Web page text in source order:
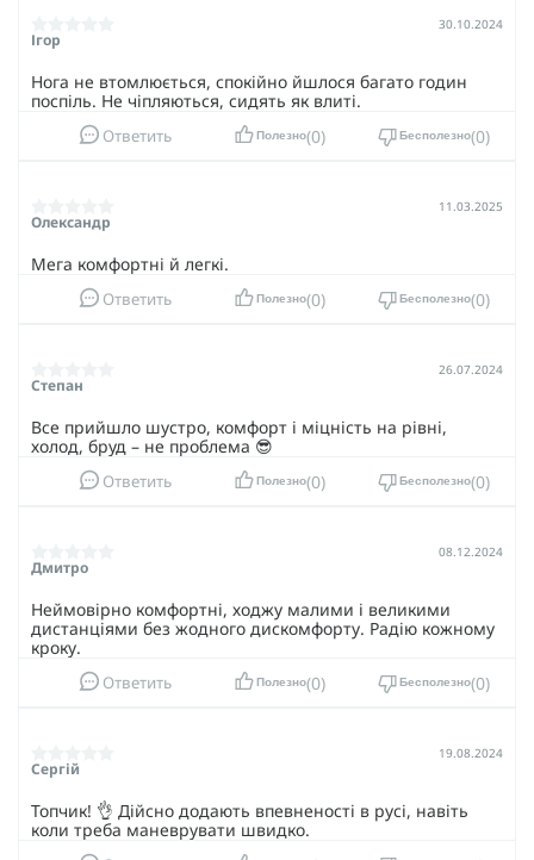
Ігор
30.10.2024
Нога не втомлюється, спокійно йшлося багато годин
поспіль. Не чіпляються, сидять як влиті.
Ответить Полезно 0 Бесполезно 0
Олександр
11.03.2025
Мега комфортні й легкі.
Ответить Полезно 0 Бесполезно 0
Степан
26.07.2024
Все прийшло шустро, комфорт і міцність на рівні,
холод, бруд – не проблема 😎
Ответить Полезно 0 Бесполезно 0
Дмитро
08.12.2024
Неймовірно комфортні, ходжу малими і великими
дистанціями без жодного дискомфорту. Радію кожному
кроку.
Ответить Полезно 0 Бесполезно 0
Сергій
19.08.2024
Топчик! 👌 Дійсно додають впевненості в русі, навіть
коли треба маневрувати швидко.